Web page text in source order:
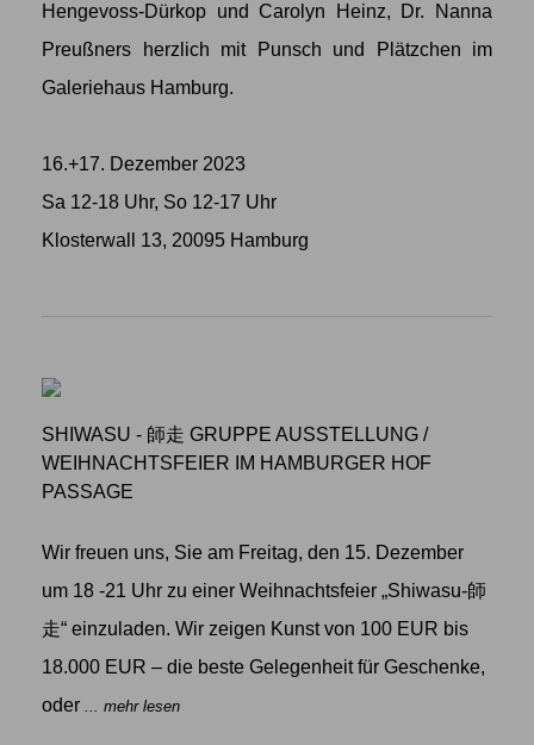
Hengevoss-Dürkop und Carolyn Heinz, Dr. Nanna
Preußners herzlich mit Punsch und Plätzchen im
Galeriehaus Hamburg.
16.+17. Dezember 2023
Sa 12-18 Uhr, So 12-17 Uhr
Klosterwall 13, 20095 Hamburg
SHIWASU - 師走 GRUPPE AUSSTELLUNG /
WEIHNACHTSFEIER IM HAMBURGER HOF
PASSAGE
Wir freuen uns, Sie am Freitag, den 15. Dezember
um 18 -21 Uhr zu einer Weihnachtsfeier „Shiwasu-師
走“ einzuladen. Wir zeigen Kunst von 100 EUR bis
18.000 EUR – die beste Gelegenheit für Geschenke,
oder ... mehr lesen